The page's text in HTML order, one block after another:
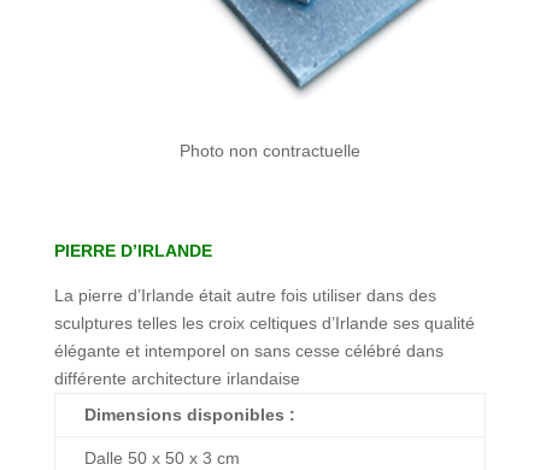
Photo non contractuelle
PIERRE D’IRLANDE
La pierre d’Irlande était autre fois utiliser dans des
sculptures telles les croix celtiques d’Irlande ses qualité
élégante et intemporel on sans cesse célébré dans
différente architecture irlandaise
Dimensions disponibles :
Dalle 50 x 50 x 3 cm